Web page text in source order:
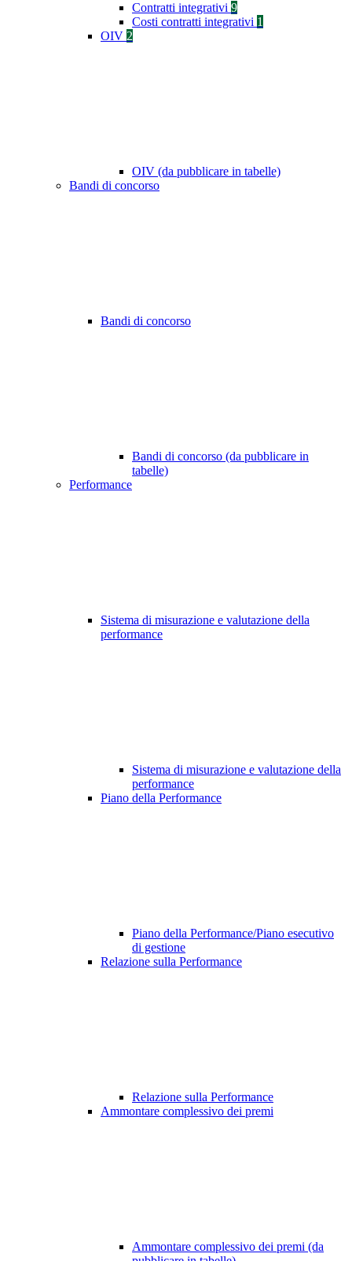
Contratti integrativi 9
Costi contratti integrativi 1
OIV 2
OIV (da pubblicare in tabelle)
Bandi di concorso
Bandi di concorso
Bandi di concorso (da pubblicare in
tabelle)
Performance
Sistema di misurazione e valutazione della
performance
Sistema di misurazione e valutazione della
performance
Piano della Performance
Piano della Performance/Piano esecutivo
di gestione
Relazione sulla Performance
Relazione sulla Performance
Ammontare complessivo dei premi
Ammontare complessivo dei premi (da